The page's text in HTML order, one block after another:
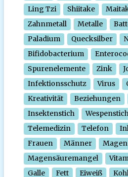
Ling Tzi
Shiitake
Zahnmetall
Metalle
Paladium
Quecksilber
Bifidobacterium
Spurenelemente
Zink
Infektionsschutz
Virus
Kreativität
Beziehungen
Insektenstich
Wespenstich
Telemedizin
Telefon
Frauen
Männer Magen
Magensäuremangel
Galle
Fett Eiweiß